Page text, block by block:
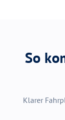
So
Klarer